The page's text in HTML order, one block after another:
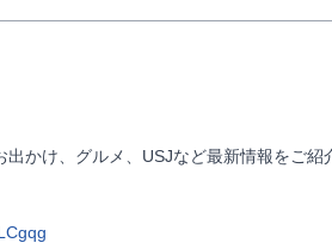
かけ、グルメ、USJなど最新情報をご紹